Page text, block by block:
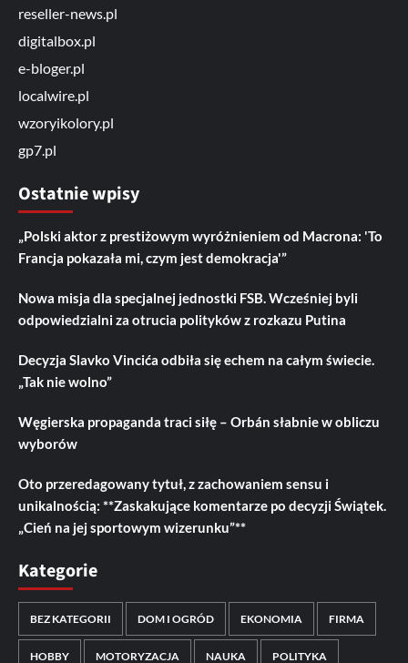
reseller-news.pl
digitalbox.pl
e-bloger.pl
localwire.pl
wzoryikolory.pl
gp7.pl
Ostatnie wpisy
„Polski aktor z prestiżowym wyróżnieniem od Macrona: 'To
Francja pokazała mi, czym jest demokracja'”
Nowa misja dla specjalnej jednostki FSB. Wcześniej byli
odpowiedzialni za otrucia polityków z rozkazu Putina
Decyzja Slavko Vincića odbiła się echem na całym świecie.
„Tak nie wolno”
Węgierska propaganda traci siłę – Orbán słabnie w obliczu
wyborów
Oto przeredagowany tytuł, z zachowaniem sensu i
unikalnością: **Zaskakujące komentarze po decyzji Świątek.
„Cień na jej sportowym wizerunku”**
Kategorie
BEZ KATEGORII DOM I OGRÓD EKONOMIA FIRMA
HOBBY MOTORYZACJA NAUKA POLITYKA